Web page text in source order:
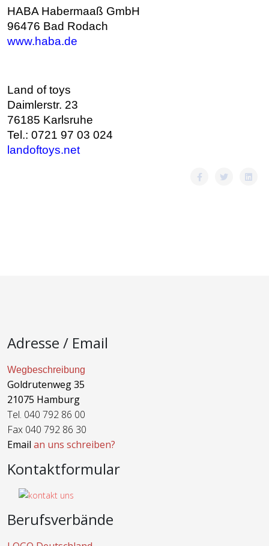
HABA Habermaaß GmbH
96476 Bad Rodach
www.haba.de
Land of toys
Daimlerstr. 23
76185 Karlsruhe
Tel.: 0721 97 03 024
landoftoys.net
Adresse / Email
Wegbeschreibung
Goldrutenweg 35
21075 Hamburg
Tel. 040 792 86 00
Fax 040 792 86 30
Email an uns schreiben?
Kontaktformular
Berufsverbände